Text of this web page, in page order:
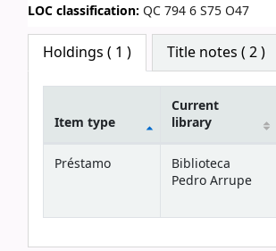
LOC classification: QC 794 6 S75 O47
Star ratings
Holdings ( 1 ) Title notes ( 2 )
Holdings
Item type
Current
library
Préstamo
Biblioteca
Pedro Arrupe